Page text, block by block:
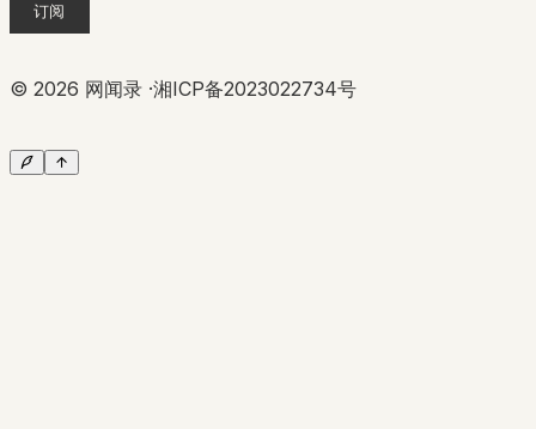
订阅
© 2026 网闻录 ·湘ICP备2023022734号